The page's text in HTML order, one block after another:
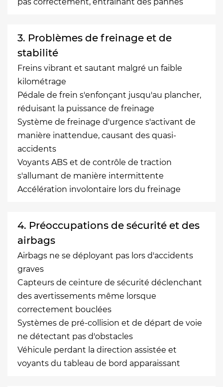
3. Problèmes de freinage et de
stabilité
Freins vibrant et sautant malgré un faible
kilométrage
Pédale de frein s'enfonçant jusqu'au plancher,
réduisant la puissance de freinage
Système de freinage d'urgence s'activant de
manière inattendue, causant des quasi-
accidents
Voyants ABS et de contrôle de traction
s'allumant de manière intermittente
Accélération involontaire lors du freinage
4. Préoccupations de sécurité et des
airbags
Airbags ne se déployant pas lors d'accidents
graves
Capteurs de ceinture de sécurité déclenchant
des avertissements même lorsque
correctement bouclées
Systèmes de pré-collision et de départ de voie
ne détectant pas d'obstacles
Véhicule perdant la direction assistée et
voyants du tableau de bord apparaissant